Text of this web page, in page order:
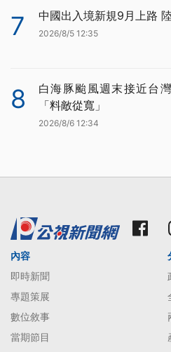
7 中國出入境新規9月上路
2026/8/5 12:35
8
白海豚颱風週末接近台
「料敵從寬」
2026/8/6 12:34
內容
即時新聞
專題策展
數位敘事
當期節目